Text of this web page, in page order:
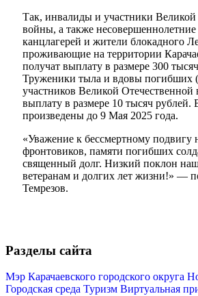
Так, инвалиды и участники Великой
войны, а также несовершеннолетние
канцлагерей и жители блокадного
проживающие на территории
получат выплату в размере 300
Труженики тыла и вдовы погибших
участников Великой
выплату в размере 10 тысяч рублей.
произведены до 9 Мая 2025 года.
«Уважение к бессмертному
фронтовиков, памяти погибших
священный долг. Низкий поклон
ветеранам и долгих лет жизни!» —
Темрезов.
Разделы сайта
Мэр Карачаевского городского округа
Городская среда Туризм Виртуальная
Мэр